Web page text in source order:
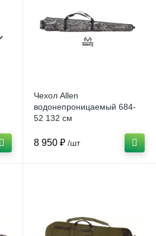
Чехол Allen
водонепроницаемый 684-
52 132 см
8 950 ₽ /шт